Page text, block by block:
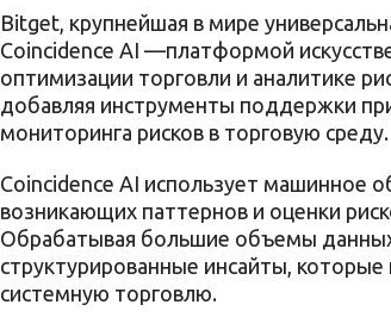
Bitget, крупнейшая в мире
Coincidence AI —платформой
оптимизации торговли и аналитике
добавляя инструменты поддержки
мониторинга рисков в торговую среду.
Coincidence AI использует машинное
возникающих паттернов и оценки
Обрабатывая большие объемы
структурированные инсайты,
системную торговлю.